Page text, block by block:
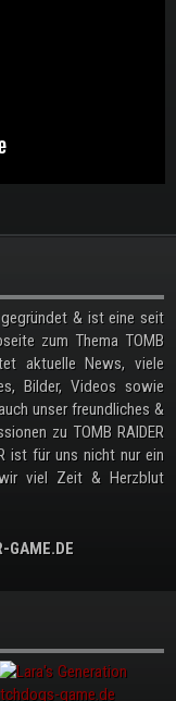
gegründet & ist eine seit
zum Thema TOMB
aktuelle News, viele
Bilder, Videos sowie
unser freundliches &
zu TOMB RAIDER
ist für uns nicht nur ein
viel Zeit & Herzblut